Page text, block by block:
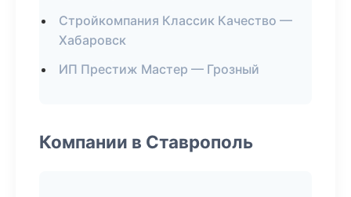
Стройкомпания Классик Качество —
Хабаровск
ИП Престиж Мастер — Грозный
Компании в Ставрополь